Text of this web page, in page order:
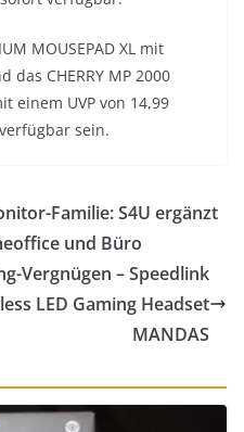
MOUSEPAD XL mit
das CHERRY MP 2000
einem UVP von 14,99
sein.
Familie: S4U ergänzt
und Büro
Vergnügen – Speedlink
LED Gaming Headset
MANDAS